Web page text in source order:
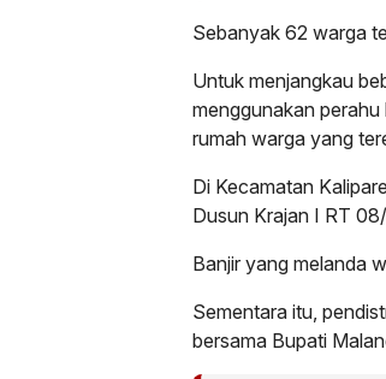
Sebanyak 62 warga
Untuk menjangkau
menggunakan
rumah warga yang
Di Kecamatan
Dusun Krajan I RT
Banjir yang melanda
Sementara itu,
bersama Bupati